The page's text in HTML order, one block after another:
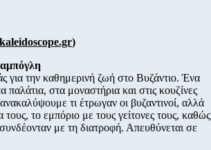
)
για την καθημερινή ζωή στο Βυζάντιο. Ένα
παλάτια, στα μοναστήρια και στις κουζίνες
τι έτρωγαν οι βυζαντινοί, αλλά
το εμπόριο με τους γείτονες τους, καθώς
με τη διατροφή. Απευθύνεται σε